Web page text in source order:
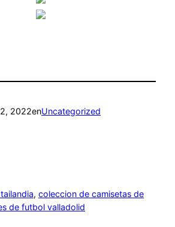
2022enUncategorized
, coleccion de camisetas de
de futbol valladolid